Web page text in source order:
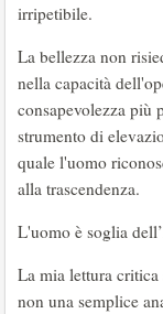
irripetibile.
La bellezza non
nella capacità
consapevolezza più
strumento di
quale l'uomo
alla trascendenza.
L'uomo è soglia
La mia lettura critica
non una semplice